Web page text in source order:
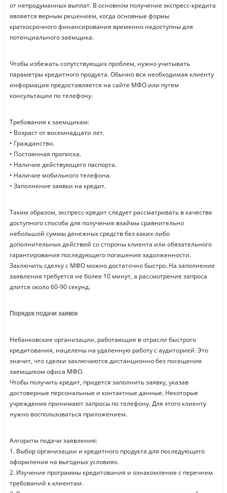
от непродуманных выплат. В основном получение экспресс-кредита
является верным решением, когда основные формы
краткосрочного финансирования временно недоступны для
потенциального заёмщика.
Чтобы избежать сопутствующих проблем, нужно учитывать
параметры кредитного продукта. Обычно вся необходимая клиенту
информация предоставляется на сайте МФО или путем
консультации по телефону.
Требования к заемщикам:
• Возраст от восемнадцати лет.
• Гражданство.
• Постоянная прописка.
• Наличие действующего паспорта.
• Наличие мобильного телефона.
• Заполнение заявки на кредит.
Таким образом, экспресс-кредит следует рассматривать в качестве
доступного способа для получения взаймы сравнительно
небольшой суммы денежных средств без каких-либо
дополнительных действий со стороны клиента или обязательного
гарантирования последующего погашения задолженности.
Заключить сделку с МФО можно достаточно быстро. На заполнение
заявления требуется не более 10 минут, а рассмотрение запроса
длится около 60-90 секунд.
Порядок подачи заявок
Небанковские организации, работающие в отрасли быстрого
кредитования, нацелены на удаленную работу с аудиторией. Это
значит, что сделки заключаются дистанционно без посещения
заемщиком офиса МФО.
Чтобы получить кредит, придется заполнить заявку, указав
достоверные персональные и контактные данные. Некоторые
учреждения принимают запросы по телефону. Для этого клиенту
нужно воспользоваться приложением.
Алгоритм подачи заявления:
1. Выбор организации и кредитного продукта для последующего
оформления на выгодных условиях.
2. Изучение программы кредитования и ознакомление с перечнем
требований к клиентам.